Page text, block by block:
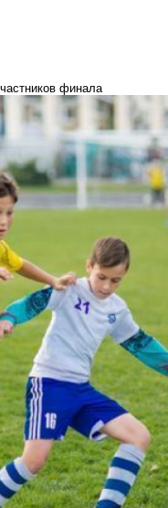
финала